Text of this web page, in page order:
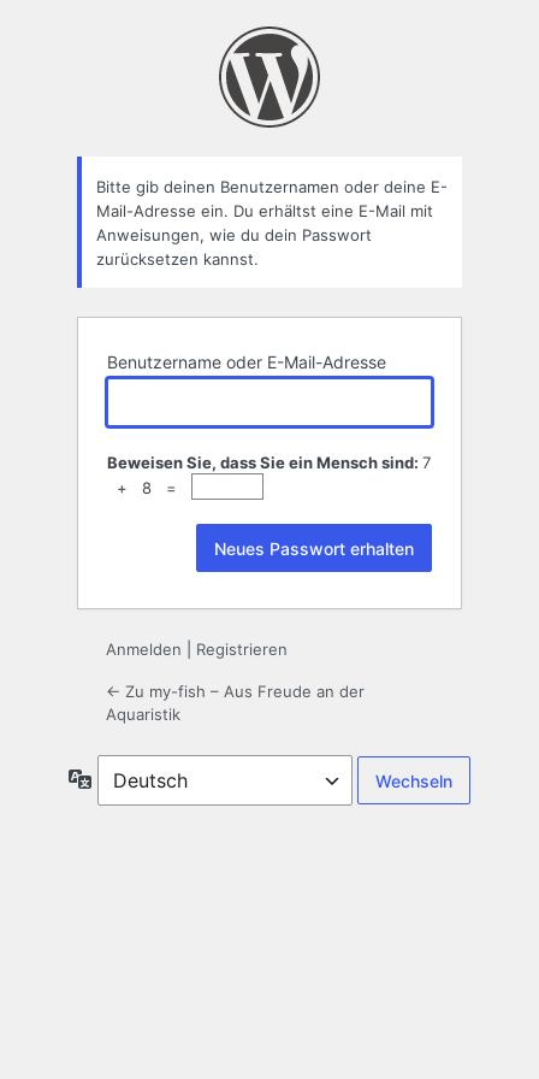
Bitte gib deinen Benutzernamen oder deine E-
Mail-Adresse ein. Du erhältst eine E-Mail mit
Anweisungen, wie du dein Passwort
zurücksetzen kannst.
Benutzername oder E-Mail-Adresse
Beweisen Sie, dass Sie ein Mensch sind: 7
+ 8 =
Anmelden Registrieren
← Zu my-fish – Aus Freude an der
Aquaristik
Sprache